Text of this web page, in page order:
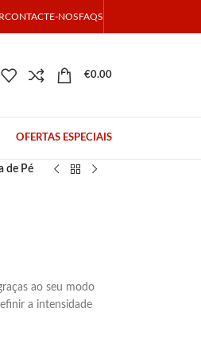
CONTACTE-NOSFAQS
€0.00
OFERTAS ESPECIAIS
de Pé
ao seu modo
a intensidade